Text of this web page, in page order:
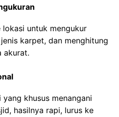
untuk mengukur
karpet, dan menghitung
akurat.
khusus menangani
hasilnya rapi, lurus ke